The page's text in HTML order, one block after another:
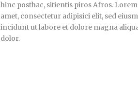
hinc posthac, sitientis piros Afros.
amet, consectetur adipisici elit, sed
incidunt ut labore et dolore magna
dolor.